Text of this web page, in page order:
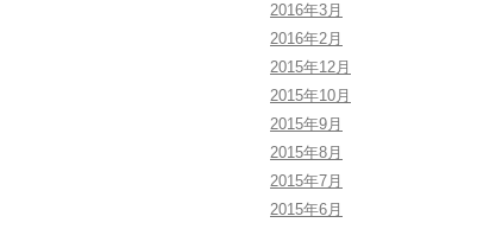
2016年3月
2016年2月
2015年12月
2015年10月
2015年9月
2015年8月
2015年7月
2015年6月